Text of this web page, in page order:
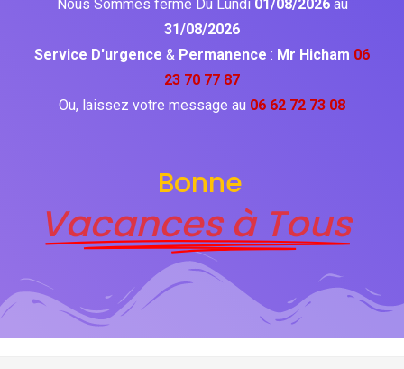
Nous Sommes fermé Du Lundi 01/08/2026 au
31/08/2026
Service D'urgence & Permanence : Mr Hicham 06
23 70 77 87
Ou, laissez votre message au 06 62 72 73 08
Bonne
Vacances à Tous